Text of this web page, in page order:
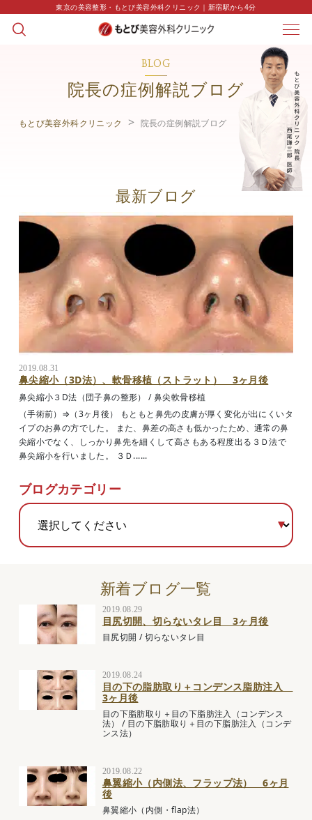
東京の美容整形・もとび美容外科クリニック｜新宿駅から4分
BLOG
院長の症例解説ブログ
もとび美容外科クリニック 院長の症例解説ブログ
最新ブログ
2019.08.31
鼻尖縮小（3D法）、軟骨移植（ストラット） 3ヶ月後
鼻尖縮小３D法（団子鼻の整形） /鼻尖軟骨移植
（手術前）⇒（3ヶ月後） もともと鼻先の皮膚が厚く変化が出にくいタ
イプのお鼻の方でした。 また、鼻差の高さも低かったため、通常の鼻
尖縮小でなく、しっかり鼻先を細くして高さもある程度出る３Ｄ法で
鼻尖縮小を行いました。 ３Ｄ......
ブログカテゴリー
新着ブログ一覧
2019.08.29
目尻切開、切らないタレ目 3ヶ月後
目尻切開 /切らないタレ目
2019.08.24
目の下の脂肪取り＋コンデンス脂肪注入
3ヶ月後
目の下脂肪取り＋目の下脂肪注入（コンデンス
法）
/ 目の下脂肪取り＋目の下脂肪注入（コンデ
ンス法）
2019.08.22
鼻翼縮小（内側法、フラップ法） 6ヶ月
後
鼻翼縮小（内側・flap法）